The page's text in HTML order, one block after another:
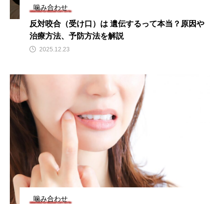
噛み合わせ
反対咬合（受け口）は 遺伝するって本当？原因や
治療方法、予防方法を解説
2025.12.23
噛み合わせ